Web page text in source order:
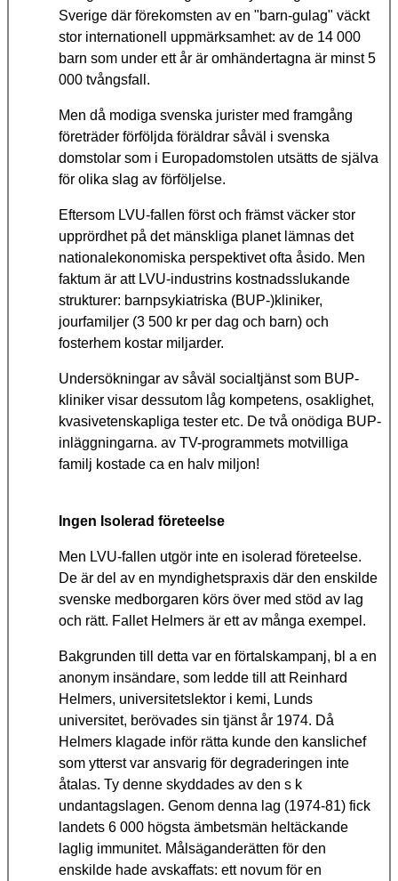
Sverige där förekomsten av en "barn-gulag" väckt
stor internationell uppmärksamhet: av de 14 000
barn som under ett år är omhändertagna är minst 5
000 tvångsfall.
Men då modiga svenska jurister med framgång
företräder förföljda föräldrar såväl i svenska
domstolar som i Europadomstolen utsätts de själva
för olika slag av förföljelse.
Eftersom LVU-fallen först och främst väcker stor
upprördhet på det mänskliga planet lämnas det
nationalekonomiska perspektivet ofta åsido. Men
faktum är att LVU-industrins kostnadsslukande
strukturer: barnpsykiatriska (BUP-)kliniker,
jourfamiljer (3 500 kr per dag och barn) och
fosterhem kostar miljarder.
Undersökningar av såväl socialtjänst som BUP-
kliniker visar dessutom låg kompetens, osaklighet,
kvasivetenskapliga tester etc. De två onödiga BUP-
inläggningarna. av TV-programmets motvilliga
familj kostade ca en halv miljon!
Ingen Isolerad företeelse
Men LVU-fallen utgör inte en isolerad företeelse.
De är del av en myndighetspraxis där den enskilde
svenske medborgaren körs över med stöd av lag
och rätt. Fallet Helmers är ett av många exempel.
Bakgrunden till detta var en förtalskampanj, bl a en
anonym insändare, som ledde till att Reinhard
Helmers, universitetslektor i kemi, Lunds
universitet, berövades sin tjänst år 1974. Då
Helmers klagade inför rätta kunde den kanslichef
som ytterst var ansvarig för degraderingen inte
åtalas. Ty denne skyddades av den s k
undantagslagen. Genom denna lag (1974-81) fick
landets 6 000 högsta ämbetsmän heltäckande
laglig immunitet. Målsäganderätten för den
enskilde hade avskaffats: ett novum för en